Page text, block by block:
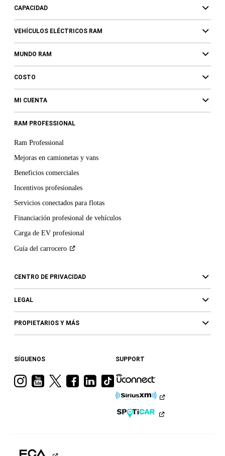
CAPACIDAD
VEHÍCULOS ELÉCTRICOS RAM
MUNDO RAM
COSTO
MI CUENTA
RAM PROFESSIONAL
Ram Professional
Mejoras en camionetas y vans
Beneficios comerciales
Incentivos profesionales
Servicios conectados para flotas
Financiación profesional de vehículos
Carga de EV profesional
Guía del carrocero
CENTRO DE PRIVACIDAD
LEGAL
PROPIETARIOS Y MÁS
SÍGUENOS
VisitaVisitaVisitaVisitaVisita
Ram
Visita
a
Ram
en
SUPPORT